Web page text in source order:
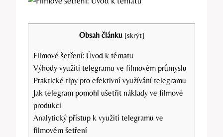
Obsah článku [skrýt]
Filmové šetření: Úvod k tématu
Výhody využití telegramu ve filmovém průmyslu
Praktické tipy pro efektivní využívání telegramu
Jak telegram pomohl ušetřit náklady ve filmové
produkci
Analytický přístup k využití telegramu ve
filmovém šetření